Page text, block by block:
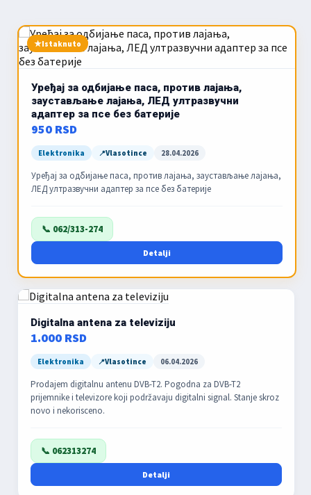
Istaknuto
Уређај за одбијање паса, против лајања,
заустављање лајања, ЛЕД ултразвучни
адаптер за псе без батерије
950 RSD
Elektronika Vlasotince 28.04.2026
Уређај за одбијање паса, против лајања, заустављање лајања,
ЛЕД ултразвучни адаптер за псе без батерије
📞 062/313-274
Detalji
Digitalna antena za televiziju
1.000 RSD
Elektronika Vlasotince 06.04.2026
Prodajem digitalnu antenu DVB-T2. Pogodna za DVB-T2
prijemnike i televizore koji podržavaju digitalni signal. Stanje skroz
novo i nekorisceno.
📞 062313274
Detalji